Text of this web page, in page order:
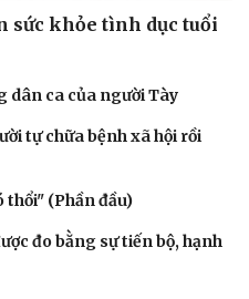
sức khỏe tình dục tuổi
dân ca của người Tày
tự chữa bệnh xã hội rồi
(Phần đầu)
đo bằng sự tiến bộ, hạnh